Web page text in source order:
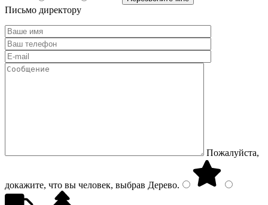
Письмо директору
Пожалуйста,
докажите, что вы человек, выбрав Дерево.